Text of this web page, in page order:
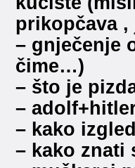
prikopčava ,
– gnječenje
čime…)
– što je
–
– kako
– kako znati